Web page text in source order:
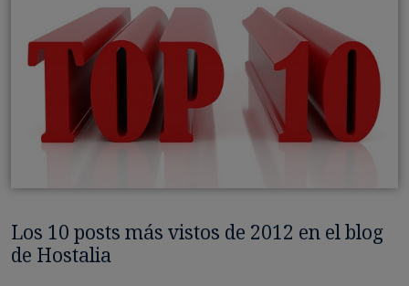
Los 10 posts más vistos de 2012 en el blog
de Hostalia